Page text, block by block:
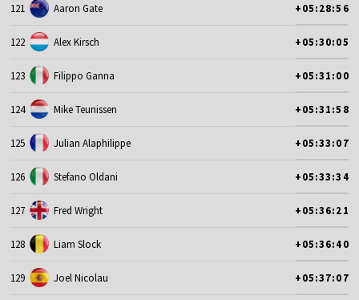
121 Aaron Gate +05:28:56
122 Alex Kirsch +05:30:05
123 Filippo Ganna +05:31:00
124 Mike Teunissen +05:31:58
125 Julian Alaphilippe +05:33:07
126 Stefano Oldani +05:33:34
127 Fred Wright +05:36:21
128 Liam Slock +05:36:40
129 Joel Nicolau +05:37:07